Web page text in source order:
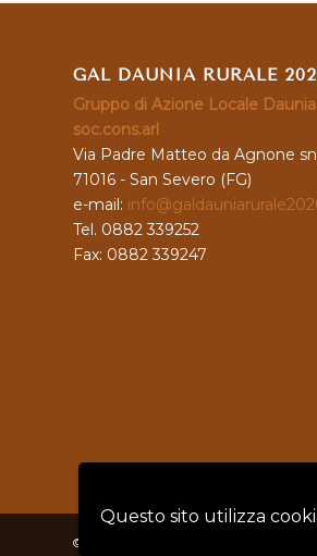
Questo sito utilizza
GAL DAUNIA RURALE
Gruppo di Azione Locale
soc.cons.arl
Via Padre Matteo da Agnone
71016 - San Severo (FG)
e-mail:
Tel. 0882 339252
Fax: 0882 339247
© Copyright - GAL DAUNIA RURALE 2020 -